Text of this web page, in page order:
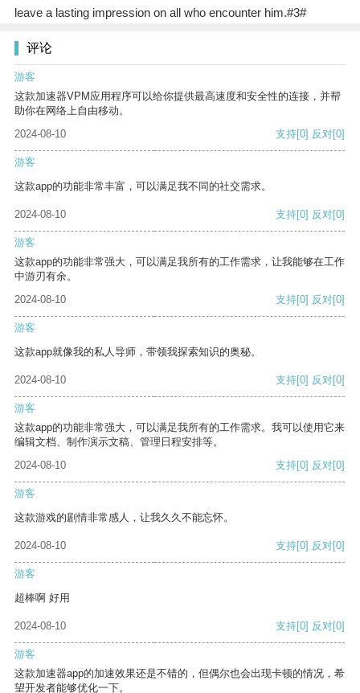
leave a lasting impression on all who encounter him.#3#
评论
游客
这款加速器VPM应用程序可以给你提供最高速度和安全性的连接，并帮
助你在网络上自由移动。
2024-08-10
支持[0] 反对[0]
游客
这款app的功能非常丰富，可以满足我不同的社交需求。
2024-08-10 支持[0] 反对[0]
游客
这款app的功能非常强大，可以满足我所有的工作需求，让我能够在工作
中游刃有余。
2024-08-10
支持[0] 反对[0]
游客
这款app就像我的私人导师，带领我探索知识的奥秘。
2024-08-10 支持[0] 反对[0]
游客
这款app的功能非常强大，可以满足我所有的工作需求。我可以使用它来
编辑文档、制作演示文稿、管理日程安排等。
2024-08-10
支持[0] 反对[0]
游客
这款游戏的剧情非常感人，让我久久不能忘怀。
2024-08-10 支持[0] 反对[0]
游客
超棒啊 好用
2024-08-10 支持[0] 反对[0]
游客
这款加速器app的加速效果还是不错的，但偶尔也会出现卡顿的情况，希
望开发者能够优化一下。